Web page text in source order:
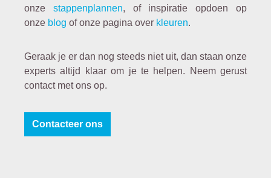
onze stappenplannen, of inspiratie opdoen op
onze blog of onze pagina over kleuren.
Geraak je er dan nog steeds niet uit, dan staan onze
experts altijd klaar om je te helpen. Neem gerust
contact met ons op.
Contacteer ons